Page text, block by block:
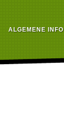
ALGEMENE INFO